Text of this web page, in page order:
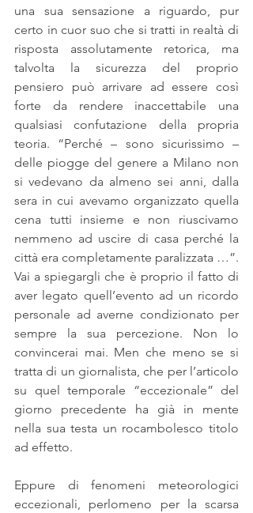
una sua sensazione a riguardo, pur
certo in cuor suo che si tratti in realtà di
risposta assolutamente retorica, ma
talvolta la sicurezza del proprio
pensiero può arrivare ad essere così
forte da rendere inaccettabile una
qualsiasi confutazione della propria
teoria. “Perché – sono sicurissimo –
delle piogge del genere a Milano non
si vedevano da almeno sei anni, dalla
sera in cui avevamo organizzato quella
cena tutti insieme e non riuscivamo
nemmeno ad uscire di casa perché la
città era completamente paralizzata …”.
Vai a spiegargli che è proprio il fatto di
aver legato quell’evento ad un ricordo
personale ad averne condizionato per
sempre la sua percezione. Non lo
convincerai mai. Men che meno se si
tratta di un giornalista, che per l’articolo
su quel temporale “eccezionale” del
giorno precedente ha già in mente
nella sua testa un rocambolesco titolo
ad effetto.
Eppure di fenomeni meteorologici
eccezionali, perlomeno per la scarsa